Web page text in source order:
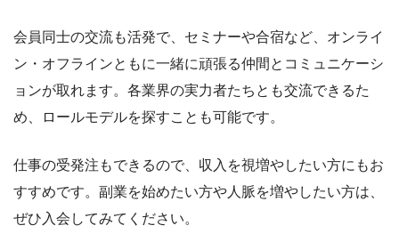
会員同士の交流も活発で、セミナーや合宿など、オンライ
ン・オフラインともに一緒に頑張る仲間とコミュニケーシ
ョンが取れます。各業界の実力者たちとも交流できるた
め、ロールモデルを探すことも可能です。
仕事の受発注もできるので、収入を視増やしたい方にもお
すすめです。副業を始めたい方や人脈を増やしたい方は、
ぜひ入会してみてください。